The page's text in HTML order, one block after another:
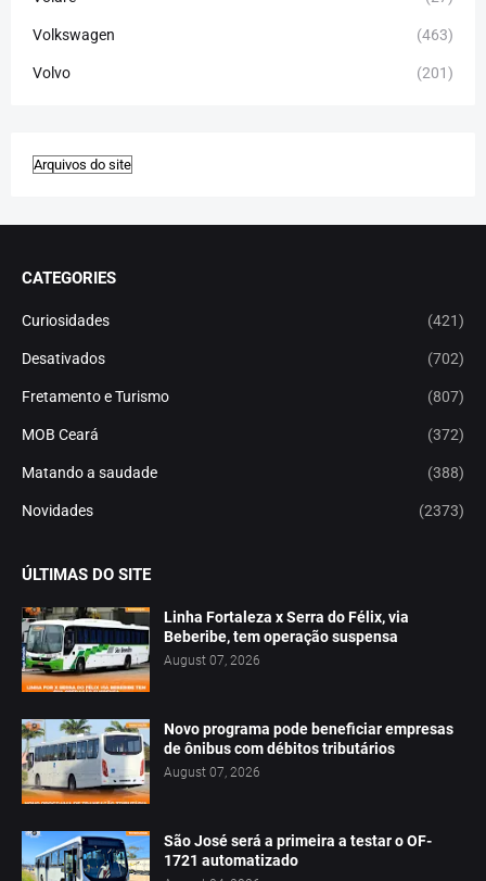
Volkswagen (463)
Volvo (201)
CATEGORIES
Curiosidades (421)
Desativados (702)
Fretamento e Turismo (807)
MOB Ceará (372)
Matando a saudade (388)
Novidades (2373)
ÚLTIMAS DO SITE
Linha Fortaleza x Serra do Félix, via
Beberibe, tem operação suspensa
August 07, 2026
Novo programa pode beneficiar empresas
de ônibus com débitos tributários
August 07, 2026
São José será a primeira a testar o OF-
1721 automatizado